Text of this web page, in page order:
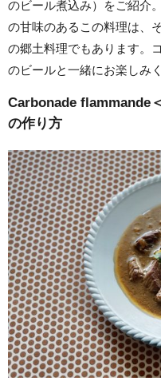
のビール煮込み）をご紹介
の甘味のあるこの料理は、
の郷土料理でもあります。
のビールと一緒にお楽しみ
Carbonade flammande
の作り方